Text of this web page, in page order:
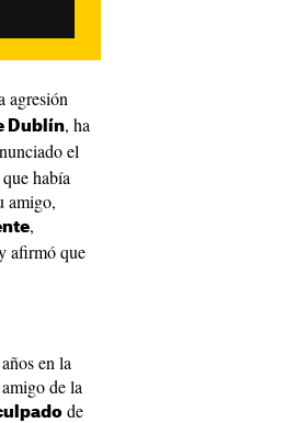
agresión
Dublín, ha
el
había
amigo,
,
afirmó que
en la
de la
de